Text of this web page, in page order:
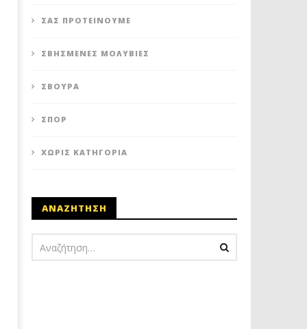
ΣΑΣ ΠΡΟΤΕΊΝΟΥΜΕ
ΣΒΗΣΜΈΝΕΣ ΜΟΛΥΒΙΈΣ
ΣΒΟΎΡΑ
ΣΠΟΡ
ΧΩΡΊΣ ΚΑΤΗΓΟΡΊΑ
ΑΝΑΖΗΤΗΣΗ